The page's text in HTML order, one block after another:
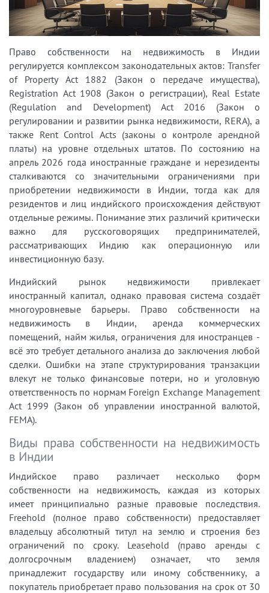
Право собственности на недвижимость в Индии
регулируется комплексом законодательных актов: Transfer
of Property Act 1882 (Закон о передаче имущества),
Registration Act 1908 (Закон о регистрации), Real Estate
(Regulation and Development) Act 2016 (Закон о
регулировании и развитии рынка недвижимости, RERA), а
также Rent Control Acts (законы о контроле арендной
платы) на уровне отдельных штатов. По состоянию на
апрель 2026 года иностранные граждане и нерезиденты
сталкиваются со значительными ограничениями при
приобретении недвижимости в Индии, тогда как для
резидентов и лиц индийского происхождения действуют
отдельные режимы. Понимание этих различий критически
важно для русскоговорящих предпринимателей,
рассматривающих Индию как операционную или
инвестиционную базу.
Индийский рынок недвижимости привлекает
иностранный капитал, однако правовая система создаёт
многоуровневые барьеры. Право собственности на
недвижимость в Индии, аренда коммерческих
помещений, найм жилья, ограничения для иностранцев -
всё это требует детального анализа до заключения любой
сделки. Ошибки на этапе структурирования транзакции
влекут не только финансовые потери, но и уголовную
ответственность по нормам Foreign Exchange Management
Act 1999 (Закон об управлении иностранной валютой,
FEMA).
Виды права собственности на недвижимость
в Индии
Индийское право различает несколько форм
собственности на недвижимость, каждая из которых
имеет принципиально разные правовые последствия.
Freehold (полное право собственности) предоставляет
владельцу абсолютный титул на землю и строения без
ограничений по сроку. Leasehold (право аренды с
долгосрочным владением) означает, что земля
принадлежит государству или иному собственнику, а
покупатель приобретает право пользования на срок от 30